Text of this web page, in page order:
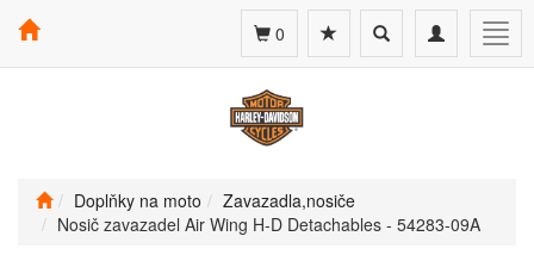
Toggle
navigation
Toggle
search
0
Doplňky na moto
Zavazadla,nosiče
Nosič zavazadel Air Wing H‑D Detachables - 54283-09A